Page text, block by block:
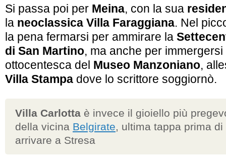
Si passa poi per Meina, con la sua
la neoclassica Villa Faraggiana. Nel
la pena fermarsi per ammirare la
di San Martino, ma anche per
ottocentesca del Museo Manzoniano,
Villa Stampa dove lo scrittore soggiornò.
Villa Carlotta è invece il gioiello più
della vicina Belgirate, ultima tappa prima di
arrivare a Stresa